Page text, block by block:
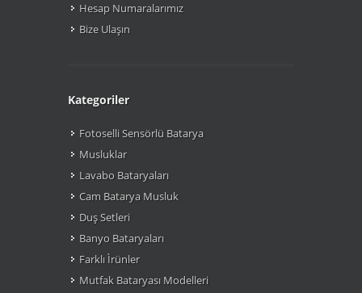
Hesap Numaralarımız
Bize Ulaşın
Kategoriler
Fotoselli Sensörlü Batarya
Musluklar
Lavabo Bataryaları
Cam Batarya Musluk
Duş Setleri
Banyo Bataryaları
Farklı Ìrünler
Mutfak Bataryası Modelleri